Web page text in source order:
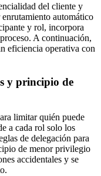
del cliente y
automático
y rol, incorpora
A continuación,
eficiencia operativa con
y principio de
limitar quién puede
a cada rol solo los
de delegación para
de menor privilegio
accidentales y se